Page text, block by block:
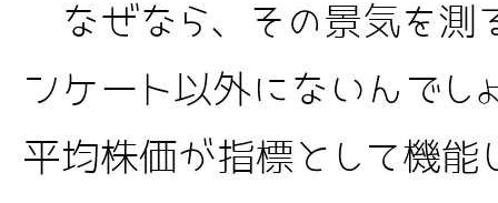
なぜなら、その景気を測
ンケート以外にないんでし
平均株価が指標として機能